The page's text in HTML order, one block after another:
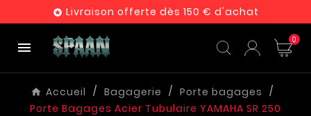
 Livraison offerte dès 150 € d'achat
 0
Accueil Bagagerie
Porte bagages
Porte Bagages Acier Tubulaire YAMAHA SR 250